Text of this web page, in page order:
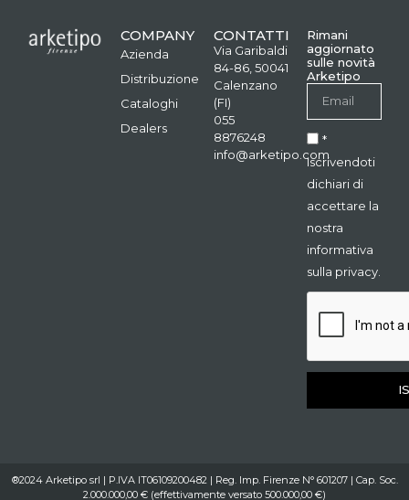
COMPANY
Azienda
Distribuzione
Cataloghi
Dealers
CONTATTI
Via Garibaldi
84-86, 50041
Calenzano
(FI)
055
8876248
info@arketipo.com
Rimani
aggiornato
sulle novità
Arketipo
*
Iscrivendoti
dichiari di
accettare la
nostra
informativa
sulla privacy.
®2024 Arketipo srl | P.IVA IT06109200482 | Reg. Imp. Firenze N° 601207 | Cap. Soc.
2.000.000,00 € (effettivamente versato 500.000,00 €)